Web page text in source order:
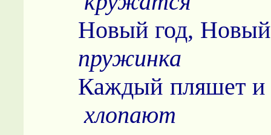
Новый год,
пружинка
Каждый
хлопают